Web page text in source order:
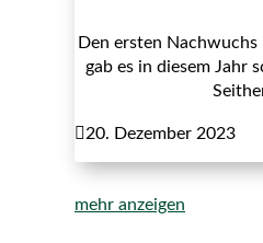
Den ersten
gab es in diesem Jahr
20. Dezember 2023
mehr anzeigen